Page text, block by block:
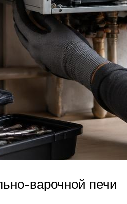
варочной печи